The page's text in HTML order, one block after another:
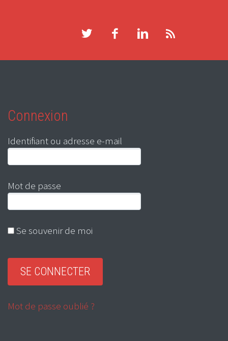
Connexion
Identifiant ou adresse e-mail
Mot de passe
Se souvenir de moi
Mot de passe oublié ?